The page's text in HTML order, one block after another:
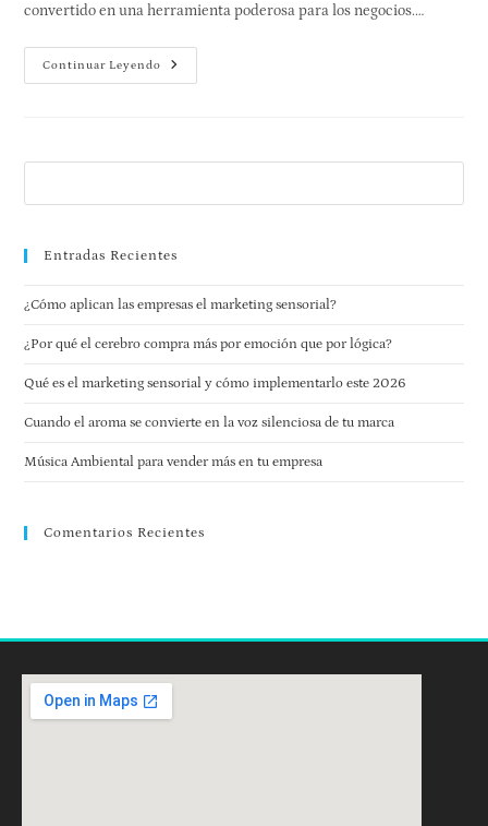
convertido en una herramienta poderosa para los negocios.…
Continuar Leyendo
Entradas Recientes
¿Cómo aplican las empresas el marketing sensorial?
¿Por qué el cerebro compra más por emoción que por lógica?
Qué es el marketing sensorial y cómo implementarlo este 2026
Cuando el aroma se convierte en la voz silenciosa de tu marca
Música Ambiental para vender más en tu empresa
Comentarios Recientes